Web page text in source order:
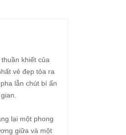
khiết của
vẻ đẹp tỏa ra
lẫn chút bí ẩn
lại một phong
giữa và một